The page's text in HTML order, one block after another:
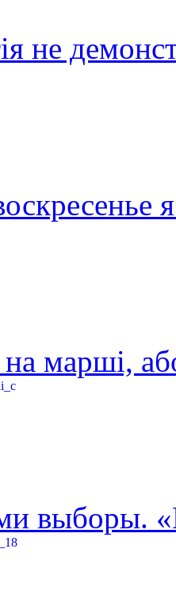
не
на марші,
выборы.